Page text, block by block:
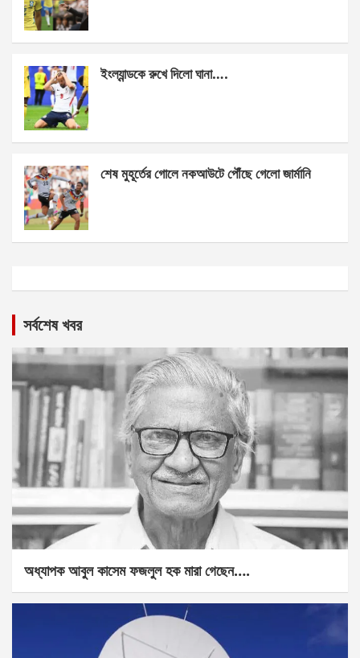
ইংল্যান্ডকে রুখে দিলো ঘানা….
শেষ মুহূর্তের গোলে নকআউটে পৌঁছে গেলো জার্মানি
সর্বশেষ খবর
অধ্যাপক আবুল কাসেম ফজলুল হক মারা গেছেন….